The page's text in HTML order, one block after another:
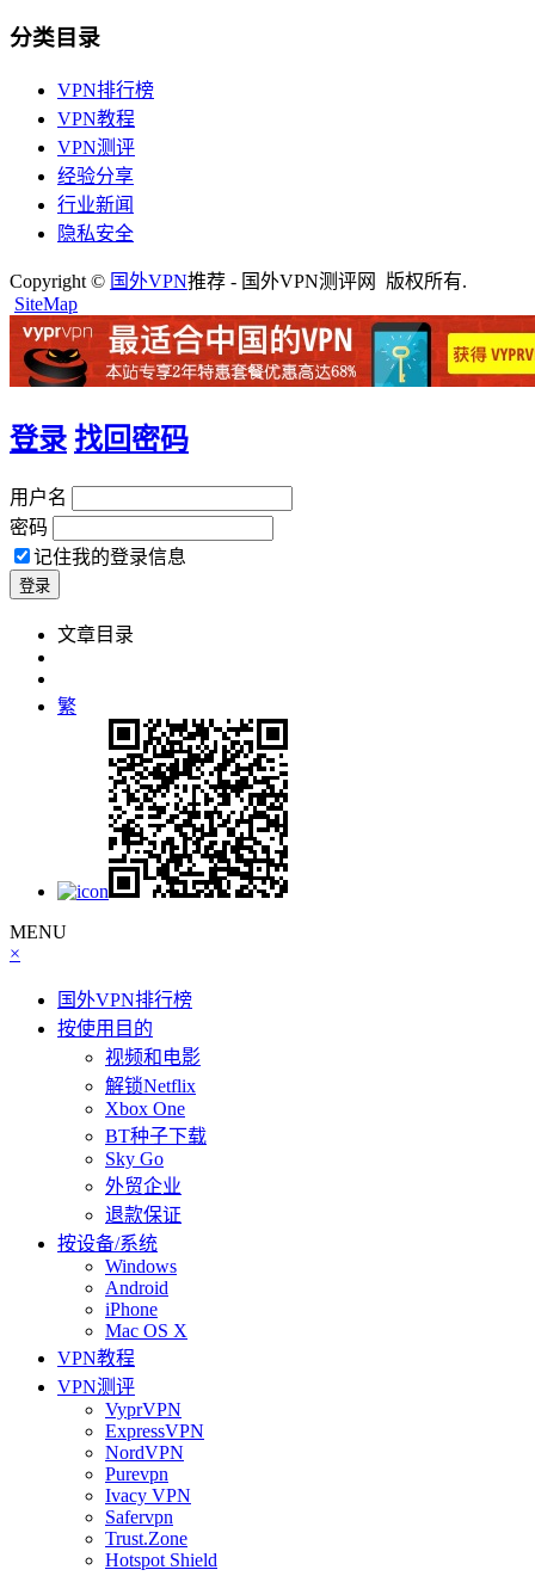
分类目录
VPN排行榜
VPN教程
VPN测评
经验分享
行业新闻
隐私安全
Copyright © 国外VPN推荐 - 国外VPN测评网 版权所有.
SiteMap
登录 找回密码
用户名
密码
记住我的登录信息
繁
MENU
×
国外VPN排行榜
按使用目的
视频和电影
解锁Netflix
Xbox One
BT种子下载
Sky Go
外贸企业
退款保证
按设备/系统
Windows
Android
iPhone
Mac OS X
VPN教程
VPN测评
VyprVPN
ExpressVPN
NordVPN
Purevpn
Ivacy VPN
Safervpn
Trust.Zone
Hotspot Shield